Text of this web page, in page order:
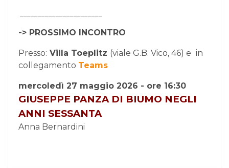
-> PROSSIMO INCONTRO
Presso: Villa Toeplitz (viale G.B. Vico, 46) e in
collegamento Teams
mercoledì 27 maggio 2026 - ore 16:30
GIUSEPPE PANZA DI BIUMO NEGLI
ANNI SESSANTA
Anna Bernardini